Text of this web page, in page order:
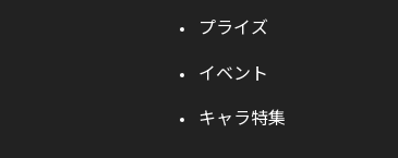
プライズ
イベント
キャラ特集